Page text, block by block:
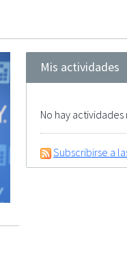
Mis actividades
No hay
Subscribirse a